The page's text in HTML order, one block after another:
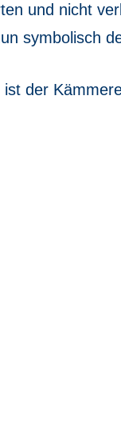
und nicht
symbolisch
ist der